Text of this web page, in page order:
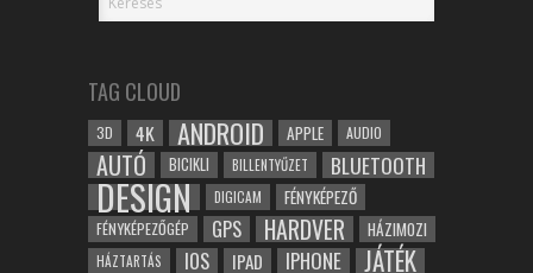
TAG CLOUD
3D 4K ANDROID APPLE AUDIO
AUTÓ BICIKLI BILLENTYŰZET BLUETOOTH
DESIGN DIGICAM FÉNYKÉPEZŐ
FÉNYKÉPEZŐGÉP GPS HARDVER HÁZIMOZI
HÁZTARTÁS IOS IPAD IPHONE JÁTÉK